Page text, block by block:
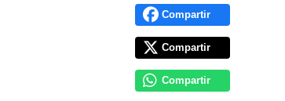
Compartir
Compartir
Compartir